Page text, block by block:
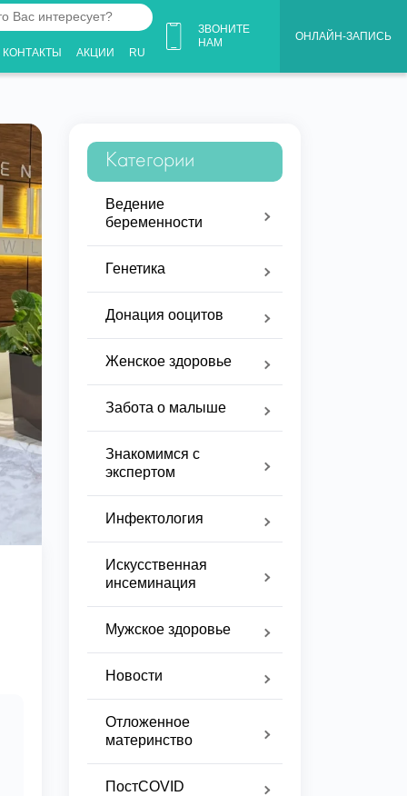
КОНТАКТЫ АКЦИИ RU
ЗВОНИТЕ
НАМ
ОНЛАЙН-ЗАПИСЬ
Категории
Ведение
беременности
Генетика
Донация ооцитов
Женское здоровье
Забота о малыше
Знакомимся с
экспертом
Инфектология
Искусственная
инсеминация
Мужское здоровье
Новости
Отложенное
материнство
ПостCOVID